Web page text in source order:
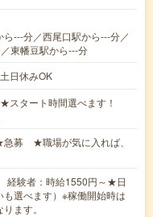
---分／西尾口駅から---分／
東幡豆駅から---分
日休みOK
タート時間選べます！
募 ★職場が気に入れば、
経験者：時給1550円～★日
選べます）※稼働開始時は
ます。